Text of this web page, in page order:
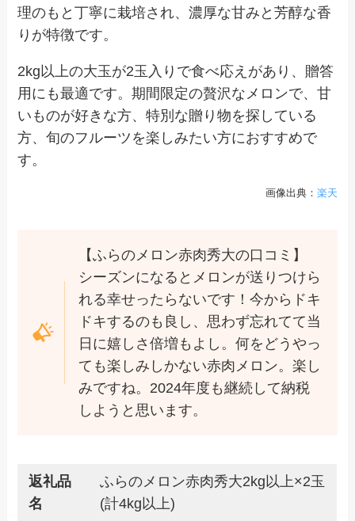
理のもと丁寧に栽培され、濃厚な甘みと芳醇な香
りが特徴です。
2kg以上の大玉が2玉入りで食べ応えがあり、贈答
用にも最適です。期間限定の贅沢なメロンで、甘
いものが好きな方、特別な贈り物を探している
方、旬のフルーツを楽しみたい方におすすめで
す。
画像出典： 楽天
【ふらのメロン赤肉秀大の口コミ】
シーズンになるとメロンが送りつけら
れる幸せったらないです！今からドキ
ドキするのも良し、思わず忘れてて当
日に嬉しさ倍増もよし。何をどうやっ
ても楽しみしかない赤肉メロン。楽し
みですね。2024年度も継続して納税
しようと思います。
返礼品
名
ふらのメロン赤肉秀大2kg以上×2玉
(計4kg以上)